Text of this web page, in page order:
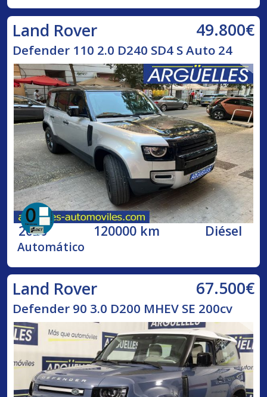
Land Rover 49.800€
Defender 110 2.0 D240 SD4 S Auto 24
2020 120000 km Diésel
Automático
Land Rover 67.500€
Defender 90 3.0 D200 MHEV SE 200cv